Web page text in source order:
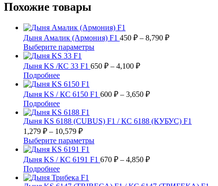
Похожие товары
Дыня Амалик (Армония) F1 450 ₽ – 8,790 ₽Диапазон
Выберите параметрыЭтот
имеет
Опции
можно
на
странице
Дыня KS /КС 33 F1 650 ₽ – 4,100 ₽Диапазон
–
ПодробнееЭтот
товар
имеет
несколько
вариаций.
Опции
можно
выбрать
на
странице
товара.
Дыня KS / КС 6150 F1 600 ₽ – 3,650 ₽Диапазон
–
ПодробнееЭтот
товар
имеет
несколько
вариаций.
Опции
можно
выбрать
на
странице
Дыня KS 6188 (CUBUS) F1 / КС 6188 (КУБУС) F1
1,279 ₽ – 10,579 ₽Диапазон
цен:
1,279 ₽
–
Выберите параметрыЭтот
имеет
Опции
Дыня KS / КС 6191 F1 670 ₽ – 4,850 ₽Диапазон
ПодробнееЭтот
товар